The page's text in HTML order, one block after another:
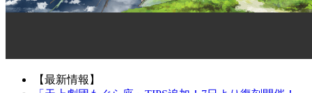
【最新情報】